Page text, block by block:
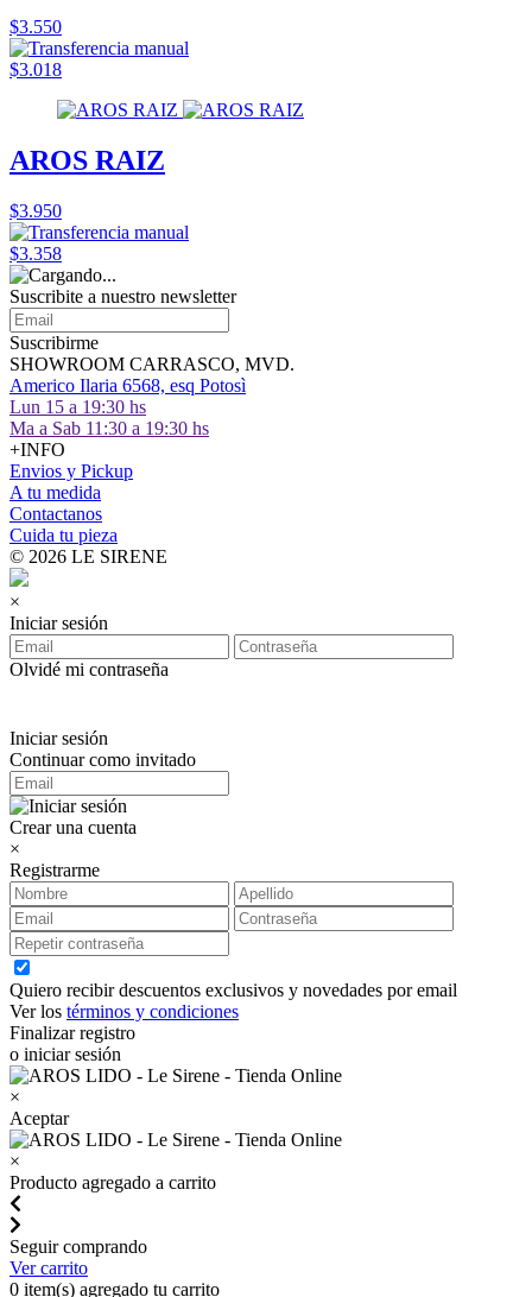
$3.550
$3.018
AROS RAIZ
$3.950
$3.358
Suscribite a nuestro newsletter
Suscribirme
SHOWROOM CARRASCO, MVD.
Americo Ilaria 6568, esq Potosì
Lun 15 a 19:30 hs
Ma a Sab 11:30 a 19:30 hs
+INFO
Envios y Pickup
A tu medida
Contactanos
Cuida tu pieza
© 2026 LE SIRENE
×
Iniciar sesión
Olvidé mi contraseña
Iniciar sesión
Continuar como invitado
Crear una cuenta
×
Registrarme
Quiero recibir descuentos exclusivos y novedades por email
Ver los términos y condiciones
Finalizar registro
o iniciar sesión
×
Aceptar
×
Producto agregado a carrito
Seguir comprando
Ver carrito
0 item(s) agregado tu carrito